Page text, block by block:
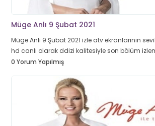
Müge Anlı 9 Şubat 2021
Müge Anlı 9 Şubat 2021 izle atv ekranlarının
hd canlı olarak ddizi kalitesiyle son bölüm
0 Yorum Yapılmış